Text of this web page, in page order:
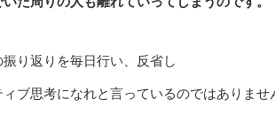
振り返りを毎日行い、反省し
ィブ思考になれと言っているのではありませ